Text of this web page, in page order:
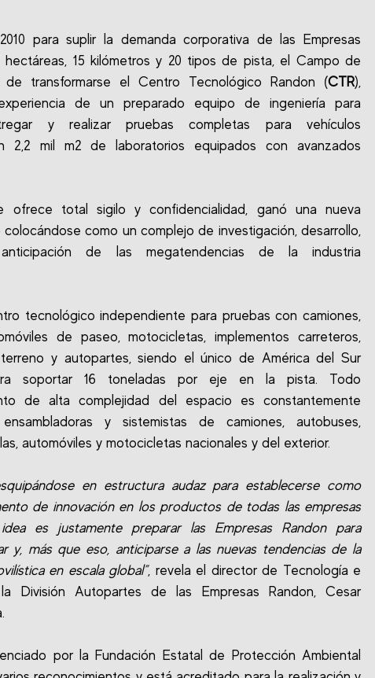
para suplir la demanda corporativa de las Empresas
hectáreas, 15 kilómetros y 20 tipos de pista, el Campo de
de transformarse el Centro Tecnológico Randon (CTR),
de un preparado equipo de ingeniería para
y realizar pruebas completas para vehículos
2,2 mil m2 de laboratorios equipados con avanzados
ofrece total sigilo y confidencialidad, ganó una nueva
como un complejo de investigación, desarrollo,
de las megatendencias de la industria
tecnológico independiente para pruebas con camiones,
de paseo, motocicletas, implementos carreteros,
y autopartes, siendo el único de América del Sur
soportar 16 toneladas por eje en la pista. Todo
de alta complejidad del espacio es constantemente
y sistemistas de camiones, autobuses,
automóviles y motocicletas nacionales y del exterior.
en estructura audaz para establecerse como
de innovación en los productos de todas las empresas
es justamente preparar las Empresas Randon para
y, más que eso, anticiparse a las nuevas tendencias de la
en escala global”, revela el director de Tecnología e
División Autopartes de las Empresas Randon, Cesar
por la Fundación Estatal de Protección Ambiental